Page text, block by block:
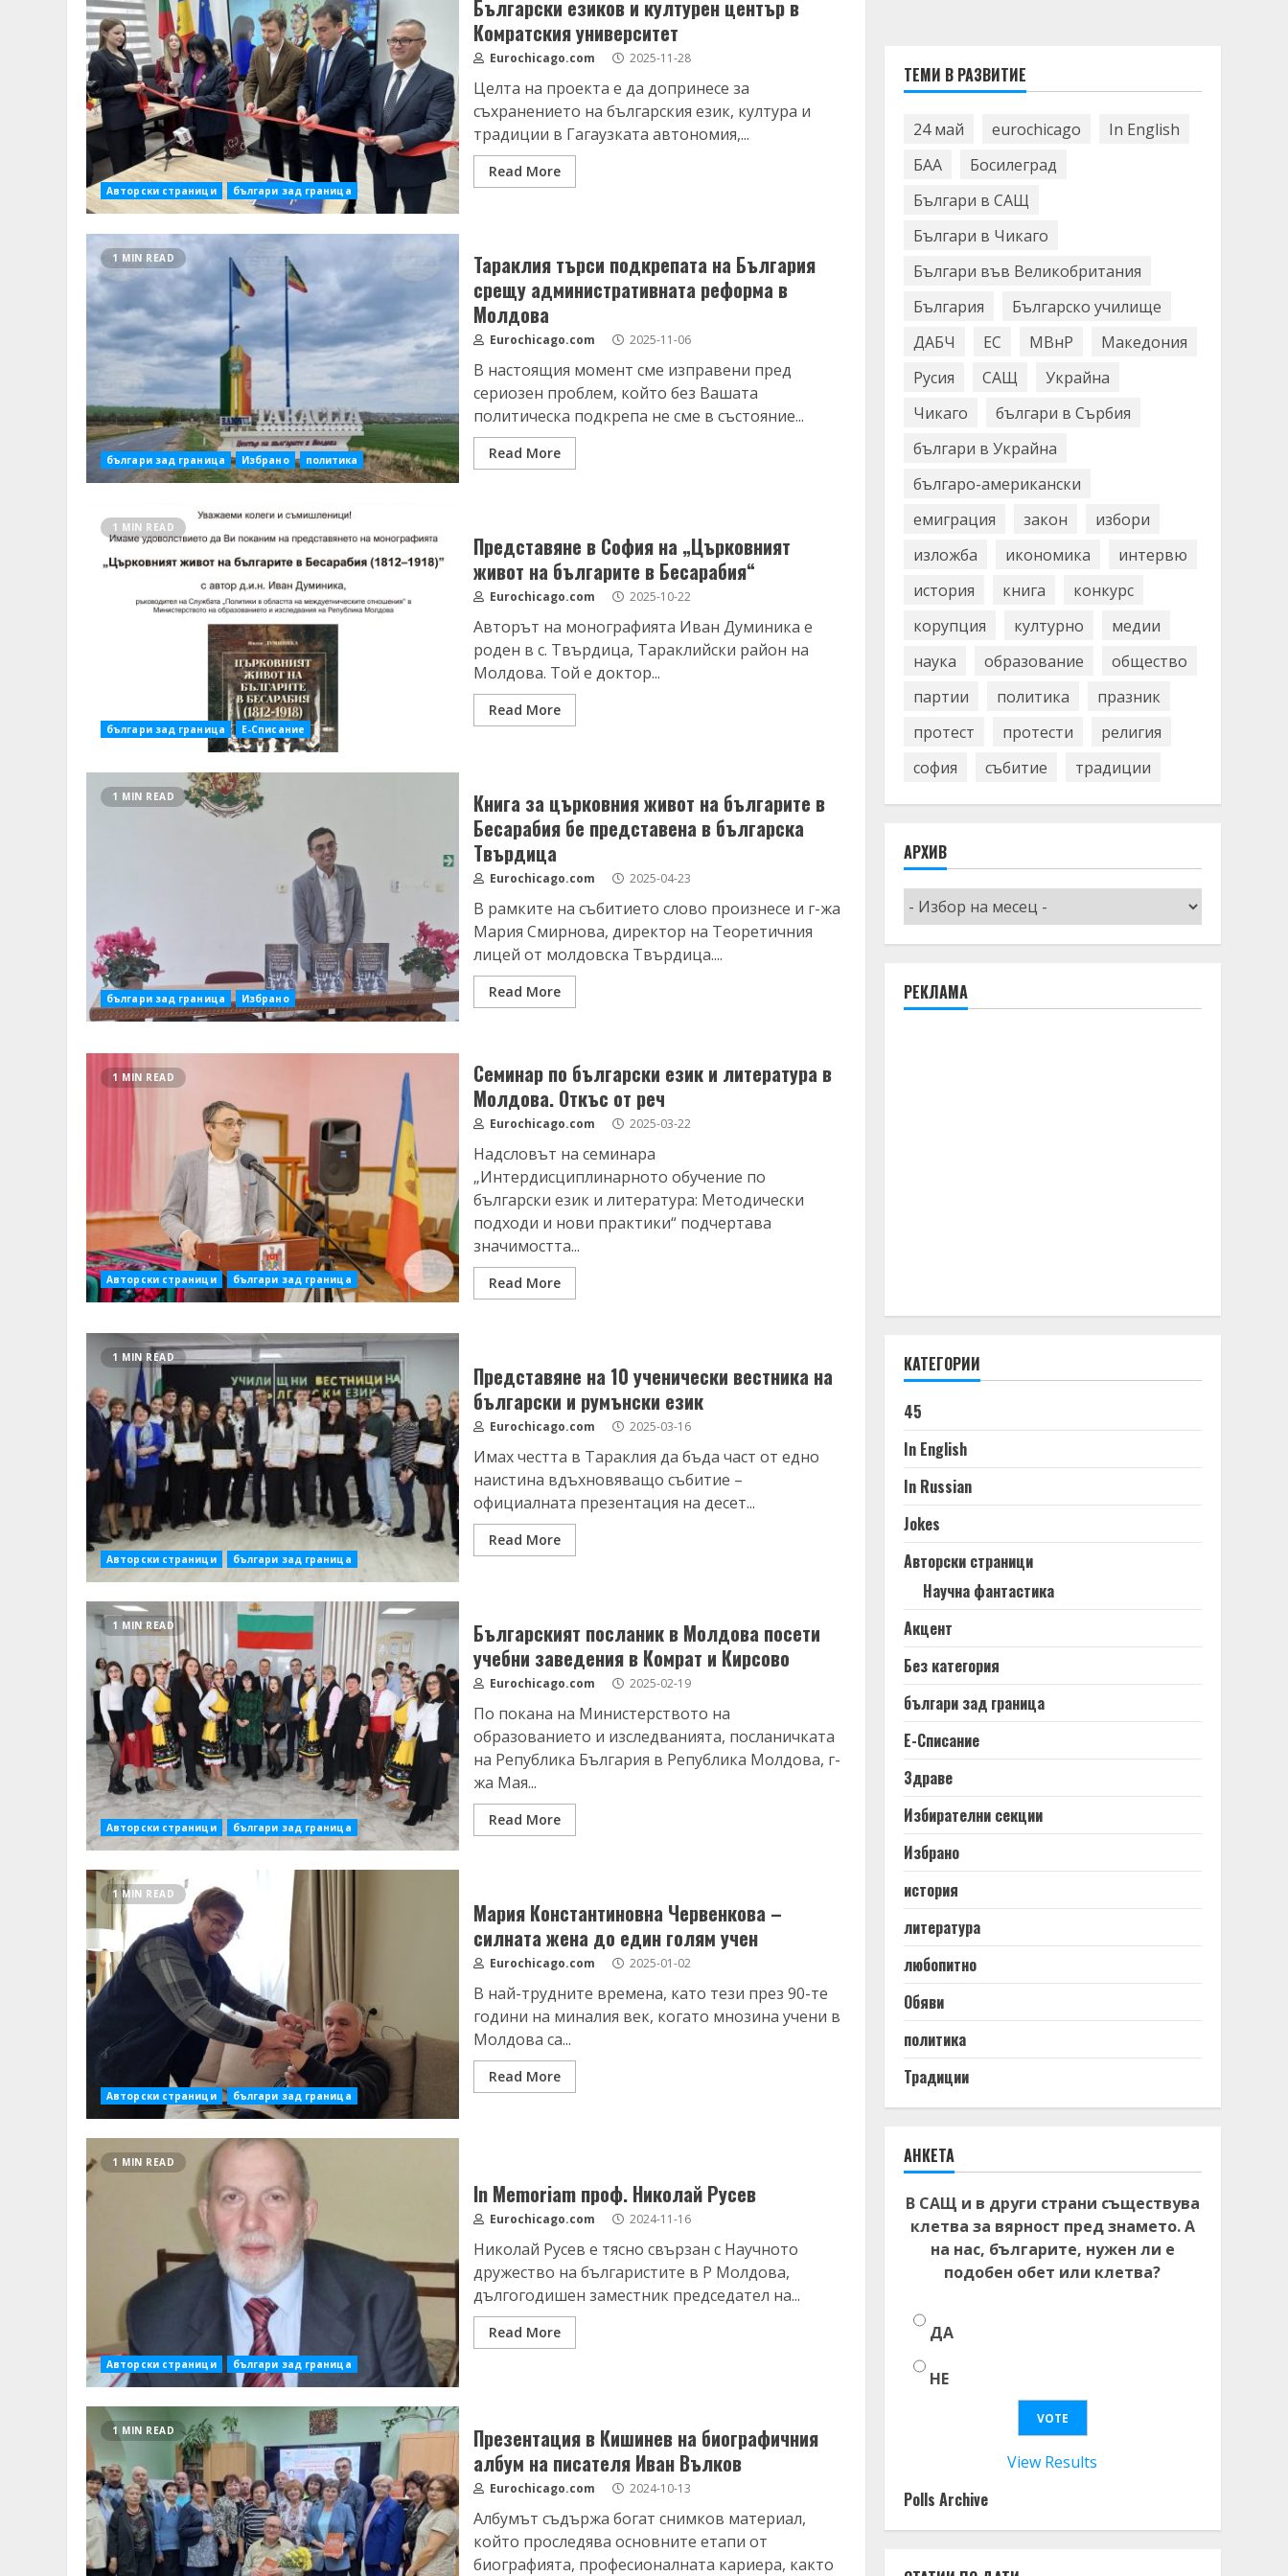
Авторски страници българи зад граница
Български езиков и културен център в
Комратския университет
Eurochicago.com 2025-11-28
Целта на проекта е да допринесе за
съхранението на българския език, култура и
традиции в Гагаузката автономия,...
Read More
1 MIN READ
българи зад граница Избрано политика
Тараклия търси подкрепата на България
срещу административната реформа в
Молдова
Eurochicago.com 2025-11-06
В настоящия момент сме изправени пред
сериозен проблем, който без Вашата
политическа подкрепа не сме в състояние...
Read More
1 MIN READ
българи зад граница Е-Списание
Представяне в София на „Църковният
живот на българите в Бесарабия“
Eurochicago.com 2025-10-22
Авторът на монографията Иван Думиника e
роден в с. Твърдица, Тараклийски район на
Молдова. Той е доктор...
Read More
1 MIN READ
българи зад граница Избрано
Книга за църковния живот на българите в
Бесарабия бе представена в българска
Твърдица
Eurochicago.com 2025-04-23
В рамките на събитието слово произнесе и г-жа
Мария Смирнова, директор на Теоретичния
лицей от молдовска Твърдица....
Read More
1 MIN READ
Авторски страници българи зад граница
Семинар по български език и литература в
Молдова. Откъс от реч
Eurochicago.com 2025-03-22
Надсловът на семинара
„Интердисциплинарното обучение по
български език и литература: Методически
подходи и нови практики“ подчертава
значимостта...
Read More
1 MIN READ
Авторски страници българи зад граница
Представяне на 10 ученически вестника на
български и румънски език
Eurochicago.com 2025-03-16
Имах честта в Тараклия да бъда част от едно
наистина вдъхновяващо събитие –
официалната презентация на десет...
Read More
1 MIN READ
Авторски страници българи зад граница
Българският посланик в Молдова посети
учебни заведения в Комрат и Кирсово
Eurochicago.com 2025-02-19
По покана на Министерството на
образованието и изследванията, посланичката
на Република България в Република Молдова, г-
жа Мая...
Read More
1 MIN READ
Авторски страници българи зад граница
Мария Константиновна Червенкова –
силната жена до един голям учен
Eurochicago.com 2025-01-02
В най-трудните времена, като тези през 90-те
години на миналия век, когато мнозина учени в
Молдова са...
Read More
1 MIN READ
Авторски страници българи зад граница
In Memoriam проф. Николай Русев
Eurochicago.com 2024-11-16
Николай Русев е тясно свързан с Научното
дружество на българистите в Р Молдова,
дългогодишен заместник председател на...
Read More
1 MIN READ
Презентация в Кишинев на биографичния
албум на писателя Иван Вълков
Eurochicago.com 2024-10-13
Албумът съдържа богат снимков материал,
който проследява основните етапи от
биографията, професионалната кариера, както
ТЕМИ В РАЗВИТИЕ
24 май eurochicago
In English
БАА
Босилеград
Българи в САЩ
Българи в Чикаго
Българи във Великобритания
България
Българско училище
ДАБЧ
ЕС МВнР
Македония
Русия
САЩ
Украйна
Чикаго
българи в Сърбия
българи в Украйна
българо-американски
емиграция
закон
избори
изложба
икономика
интервю
история
книга
конкурс
корупция
културно
медии
наука
образование
общество
партии
политика
празник
протест
протести
религия
софия
събитие традиции
АРХИВ
Архив
РЕКЛАМА
КАТЕГОРИИ
45
In English
In Russian
Jokes
Авторски страници
Научна фантастика
Акцент
Без категория
българи зад граница
Е-Списание
Здраве
Избирателни секции
Избрано
история
литература
любопитно
Обяви
политика
Традиции
АНКЕТА
В САЩ и в други страни съществува
клетва за вярност пред знамето. А
на нас, българите, нужен ли е
подобен обет или клетва?
ДА
НЕ
View Results
Polls Archive